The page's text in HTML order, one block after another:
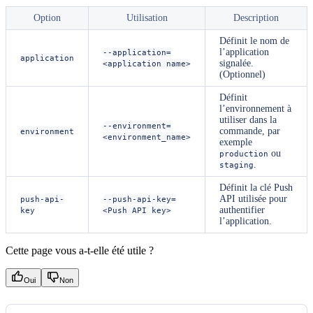
Option Utilisation Description
application
--application=
<application name>
Définit le nom de
l’application
signalée.
(Optionnel)
environment
--environment=
<environment_name>
Définit
l’environnement à
utiliser dans la
commande, par
exemple
production ou
staging
push-api-
key
--push-api-key=
<Push API key>
Définit la clé Push
API utilisée pour
authentifier
l’application.
Cette page vous a-t-elle été utile ?
Oui Non